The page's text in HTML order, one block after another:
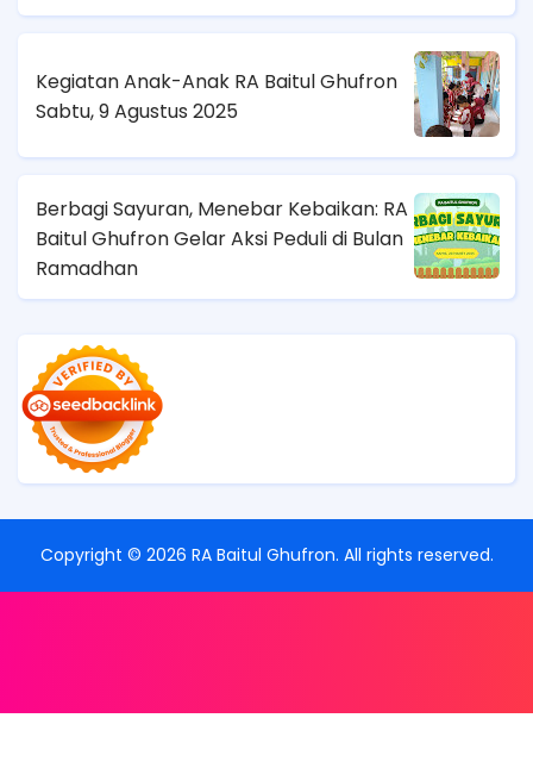
Kegiatan Anak-Anak RA Baitul Ghufron
Sabtu, 9 Agustus 2025
Berbagi Sayuran, Menebar Kebaikan: RA
Baitul Ghufron Gelar Aksi Peduli di Bulan
Ramadhan
Copyright © 2026 RA Baitul Ghufron. All rights reserved.